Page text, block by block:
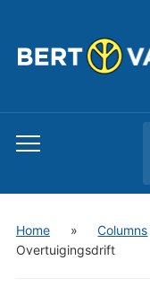
Toggle
menu
Home»Columns
Overtuigingsdrift